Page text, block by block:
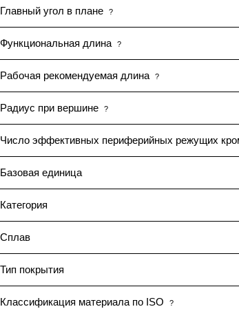
Главный угол в плане ?
Функциональная длина ?
Рабочая рекомендуемая длина ?
Радиус при вершине ?
Число эффективных периферийных режущих
Базовая единица
Категория
Сплав
Тип покрытия
Классификация материала по ISO ?